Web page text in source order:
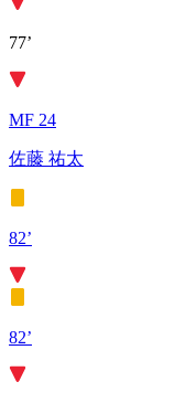
77’
MF 24
佐藤 祐太
82’
82’